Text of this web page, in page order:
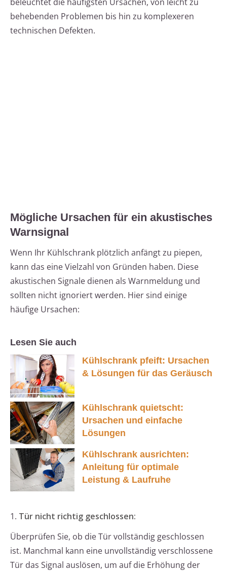
behebenden Problemen bis hin zu komplexeren
technischen Defekten.
Mögliche Ursachen für ein akustisches
Warnsignal
Wenn Ihr Kühlschrank plötzlich anfängt zu piepen,
kann das eine Vielzahl von Gründen haben. Diese
akustischen Signale dienen als Warnmeldung und
sollten nicht ignoriert werden. Hier sind einige
häufige Ursachen:
Lesen Sie auch
Kühlschrank pfeift: Ursachen
& Lösungen für das Geräusch
Kühlschrank quietscht:
Ursachen und einfache
Lösungen
Kühlschrank ausrichten:
Anleitung für optimale
Leistung & Laufruhe
1. Tür nicht richtig geschlossen:
Überprüfen Sie, ob die Tür vollständig geschlossen
ist. Manchmal kann eine unvollständig verschlossene
Tür das Signal auslösen, um auf die Erhöhung der